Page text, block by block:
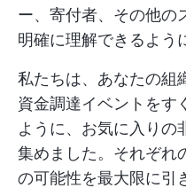
ー、寄付者、その他の
明確に理解できるよう
私たちは、あなたの組
資金調達イベントをす
ように、お気に入りの
集めました。それぞれ
の可能性を最大限に引